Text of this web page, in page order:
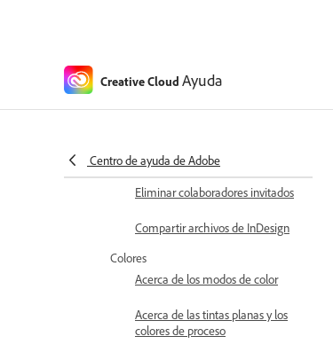
Creative Cloud Ayuda
Centro de ayuda de Adobe
Compartir documentos en la
compartidos
Eliminar colaboradores invitados
Compartir archivos de InDesign
Colores
Acerca de los modos de color
Acerca de las tintas planas y los
colores de proceso